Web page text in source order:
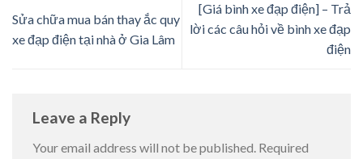
Sửa chữa mua bán thay ắc quy
xe đạp điện tại nhà ở Gia Lâm
[Giá bình xe đạp điện] – Trả
lời các câu hỏi về bình xe đạp
điện
Leave a Reply
Your email address will not be published. Required